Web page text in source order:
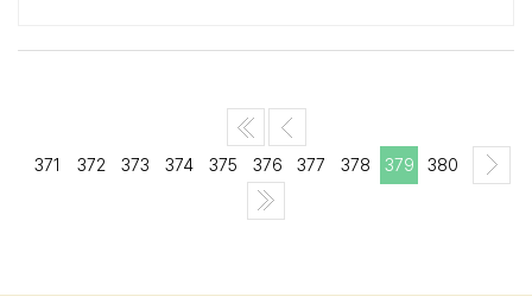
371 372 373 374 375 376 377 378 379 380